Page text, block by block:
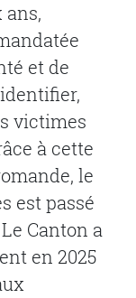
ans,
et de
victimes
à cette
le
est passé
Canton a
en 2025